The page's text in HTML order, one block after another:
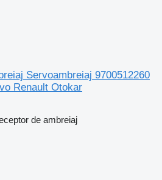
Servoambreiaj 9700512260
Renault Otokar
de ambreiaj